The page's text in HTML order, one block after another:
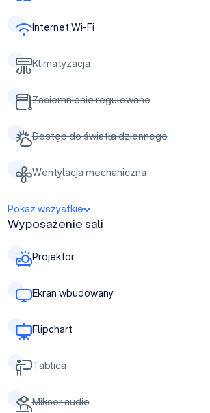
Internet Wi-Fi
Klimatyzacja
Zaciemnienie regulowane
Dostęp do światła dziennego
Wentylacja mechaniczna
Pokaż wszystkie
Wyposażenie sali
Projektor
Ekran wbudowany
Flipchart
Tablica
Mikser audio